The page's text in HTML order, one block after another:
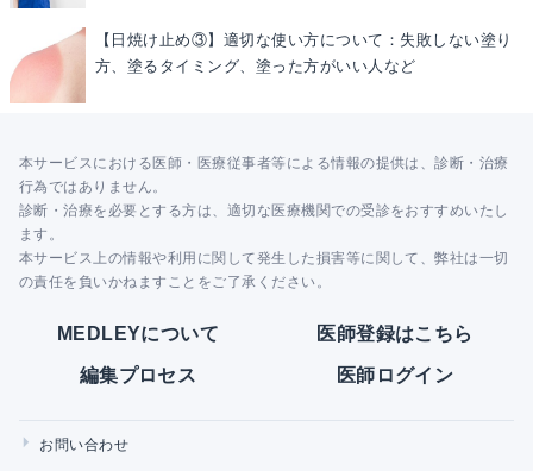
【日焼け止め③】適切な使い方について：失敗しない塗り
方、塗るタイミング、塗った方がいい人など
本サービスにおける医師・医療従事者等による情報の提供は、診断・治療
行為ではありません。
診断・治療を必要とする方は、適切な医療機関での受診をおすすめいたし
ます。
本サービス上の情報や利用に関して発生した損害等に関して、弊社は一切
の責任を負いかねますことをご了承ください。
MEDLEYについて 医師登録はこちら
編集プロセス 医師ログイン
お問い合わせ